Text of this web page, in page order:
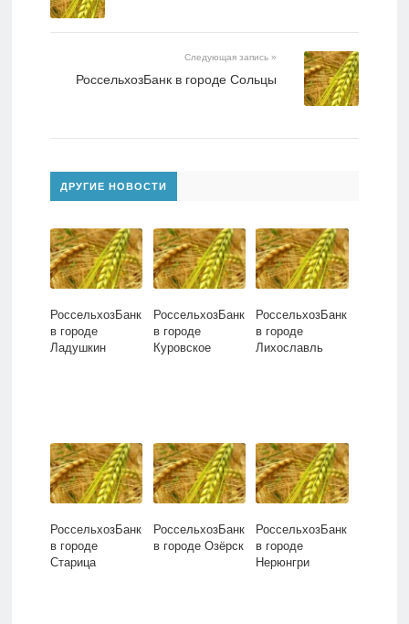
Следующая запись »
РоссельхозБанк в городе Сольцы
ДРУГИЕ НОВОСТИ
РоссельхозБанк
в городе
Ладушкин
РоссельхозБанк
в городе
Куровское
РоссельхозБанк
в городе
Лихославль
РоссельхозБанк
в городе
Старица
РоссельхозБанк
в городе Озёрск
РоссельхозБанк
в городе
Нерюнгри